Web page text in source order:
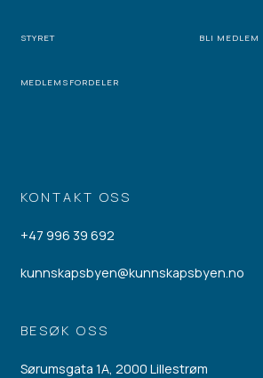
KONTAKT OSS
+47 996 39 692
kunnskapsbyen@kunnskapsbyen.no
BESØK OSS
Sørumsgata 1A, 2000 Lillestrøm
STYRET BLI MEDLEM
MEDLEMSFORDELER